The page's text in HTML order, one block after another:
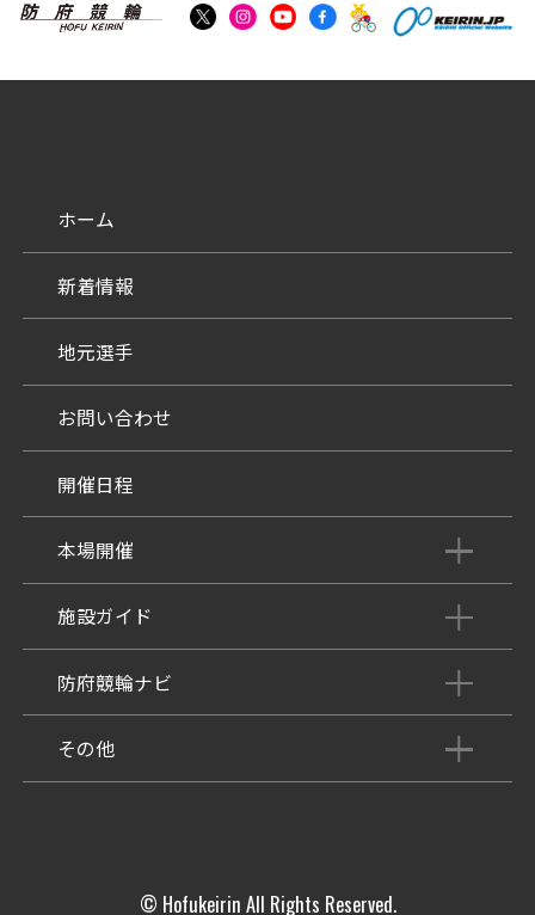
ホーム
新着情報
地元選手
お問い合わせ
開催日程
本場開催
開催展望記事
パンフレット
出場予定選手
出走表
イベント＆ファンサービス
施設ガイド
施設紹介
有料席
KEIRINパーク
アクセス
防府競輪ナビ
車券の購入方法
その他
© Hofukeirin All Rights Reserved.